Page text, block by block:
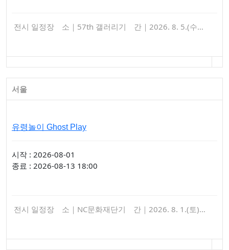
전시 일정장 소｜57th 갤러리기 간｜2026. 8. 5.(수…
서울
유령놀이 Ghost Play
시작 : 2026-08-01
종료 : 2026-08-13 18:00
전시 일정장 소｜NC문화재단기 간｜2026. 8. 1.(토)…